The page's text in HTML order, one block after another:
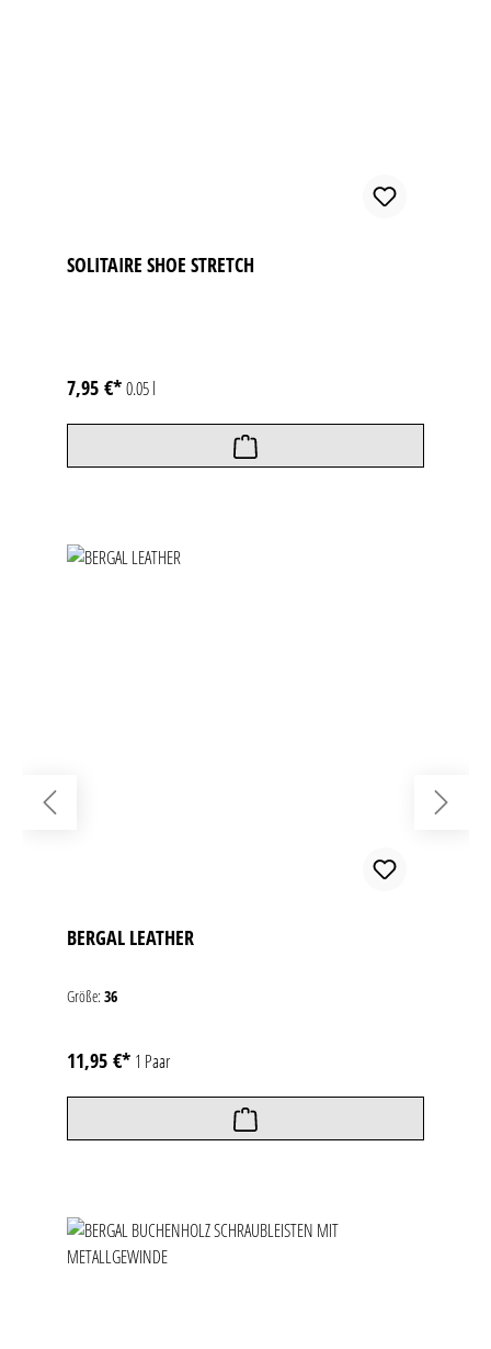
SOLITAIRE SHOE STRETCH
7,95 €*0.05 l
BERGAL LEATHER
Größe: 36
11,95 €* 1 Paar